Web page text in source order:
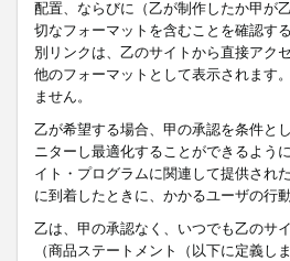
配置、ならびに（乙が制作したか甲が
切なフォーマットを含むことを確認す
別リンクは、乙のサイトから直接アク
他のフォーマットとして表示されます
ません。
乙が希望する場合、甲の承認を条件と
ニターし最適化することができるよう
イト・プログラムに関連して提供され
に到着したときに、かかるユーザの行
乙は、甲の承認なく、いつでも乙のサ
（商品ステートメント（以下に定義